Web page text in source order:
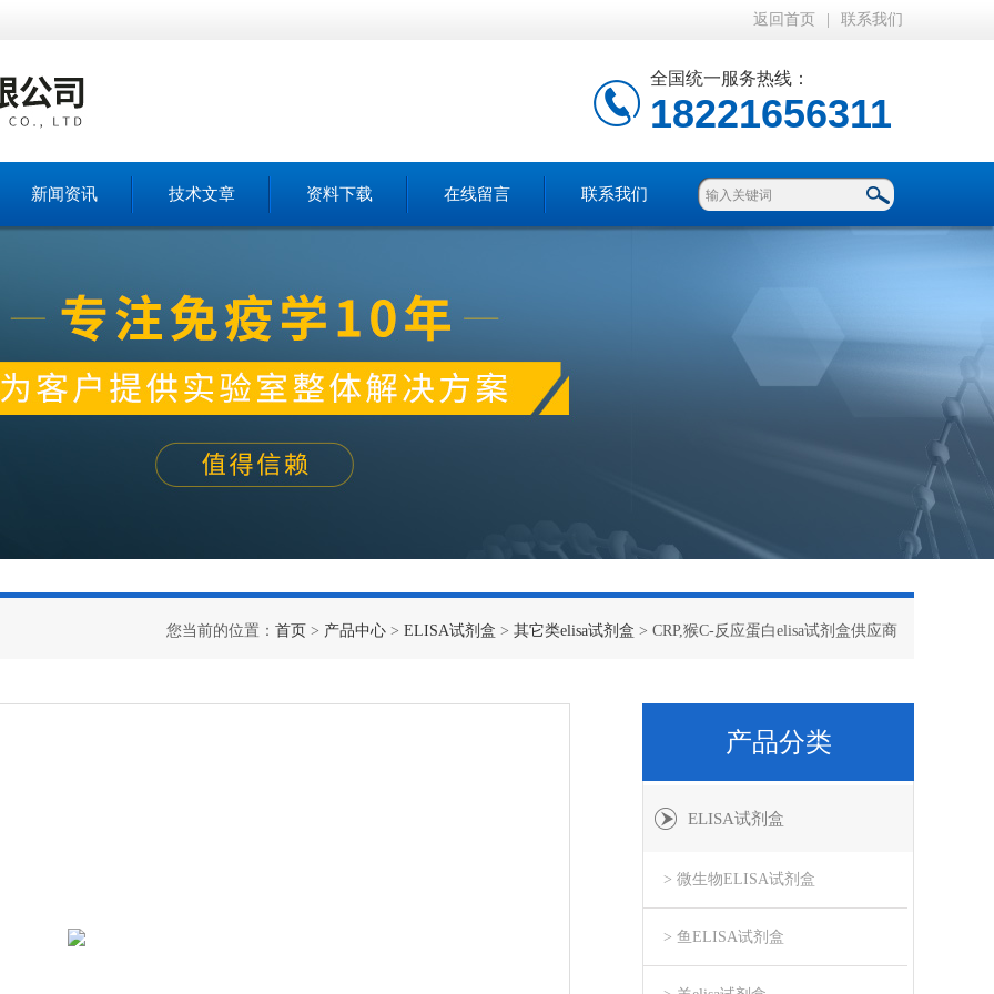
返回首页 联系我们
全国统一服务热线：
18221656311
新闻资讯 技术文章 资料下载 在线留言 联系我们
您当前的位置： 首页 > 产品中心 > ELISA试剂盒 > 其它类elisa试剂盒 > CRP,猴C-反应蛋白elisa试剂盒供应商
产品分类
ELISA试剂盒
> 微生物ELISA试剂盒
> 鱼ELISA试剂盒